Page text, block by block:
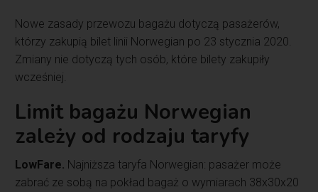
Nowe zasady przewozu bagażu dotyczą pasażerów,
którzy zakupią bilet linii Norwegian po 23 stycznia 2020.
Zmiany nie dotyczą tych osób, które bilety zakupiły
wcześniej.
Limit bagażu Norwegian
zależy od rodzaju taryfy
LowFare. Najniższa taryfa Norwegian: pasażer może
zabrać ze sobą na pokład bagaż o wymiarach 38x30x20